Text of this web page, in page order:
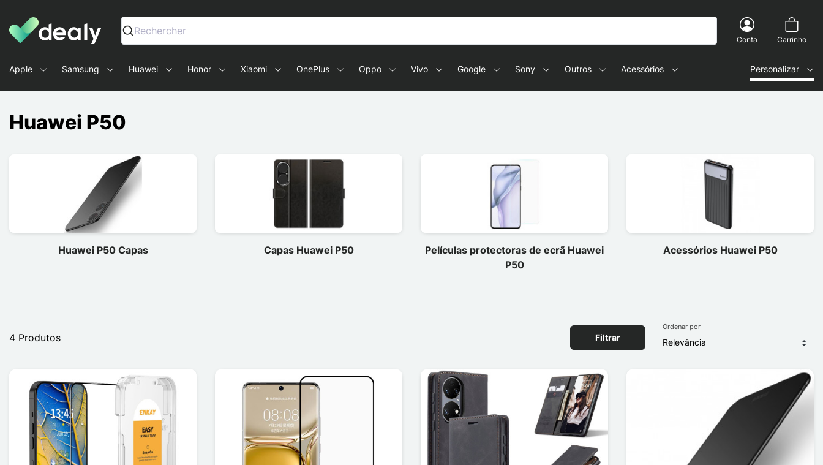
Dealy - Capas e acessórios para smartphones e tablets
Rechercher
Conta Carrinho
Apple Samsung Huawei Honor Xiaomi OnePlus Oppo Vivo Google Sony Outros Acessórios Personalizar
Huawei P50
Huawei P50 Capas Capas Huawei P50
Películas protectoras de ecrã Huawei
P50
Acessórios Huawei P50
4 Produtos Filtrar
Ordenar por